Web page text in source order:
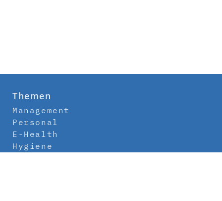
Themen
Management
Personal
E-Health
Hygiene